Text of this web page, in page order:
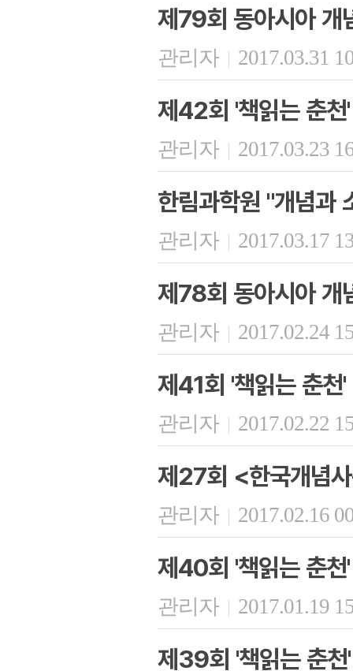
제79회 동아시아 개
관리자 | 2017.03.31
제42회 '책읽는 춘천'
관리자 | 2017.03.23
한림과학원 "개념과
관리자 | 2017.03.17
제78회 동아시아 개
관리자 | 2017.02.24
제41회 '책읽는 춘천
관리자 | 2017.02.22
제27회 <한국개념
관리자 | 2017.02.16
제40회 '책읽는 춘천
관리자 | 2017.01.19
제39회 '책읽는 춘천